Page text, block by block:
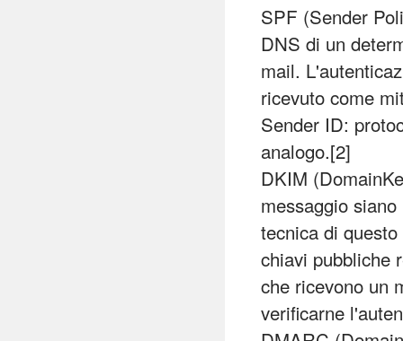
SPF (Sender
DNS di un
mail.
ricevuto come
Sender ID:
analogo.[2]
DKIM
messaggio
tecnica di
chiavi pubbliche
che ricevono un
verificarne